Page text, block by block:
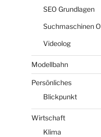
SEO Grundlagen
Suchmaschinen
Videolog
Modellbahn
Persönliches
Blickpunkt
Wirtschaft
Klima